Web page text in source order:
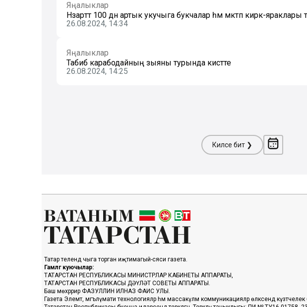
Яңалыклар
Нәзарәттә 100 дән артык укучыга букчалар һәм мәктәп кирәк-
26.08.2024, 14:34
Яңалыклар
Табиб карабодайның зыяны турында кисәтте
26.08.2024, 14:25
Киләсе бит ❯
Татар телендә чыга торган иҗтимагый-сәяси газета.
Гамәлгә куючылар:
ТАТАРСТАН РЕСПУБЛИКАСЫ МИНИСТРЛАР КАБИНЕТЫ АППАРАТЫ,
ТАТАРСТАН РЕСПУБЛИКАСЫ ДӘҮЛӘТ СОВЕТЫ АППАРАТЫ.
Баш мөхәррир ФАЗУЛЛИН ИЛНАЗ ФАИС УЛЫ.
Газета Элемтә, мәгълүмати технологияләр һәм массакүләм коммуникацияләр өлкәсендә